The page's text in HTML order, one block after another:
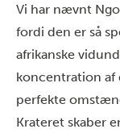
Vi har nævnt
fordi den er så
afrikanske
koncentration af
perfekte
Krateret skaber